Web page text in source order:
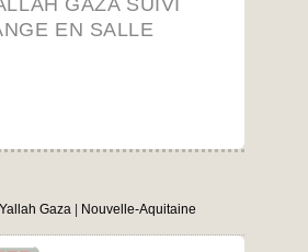
EN SALLE
Gaza Nouvelle-Aquitaine